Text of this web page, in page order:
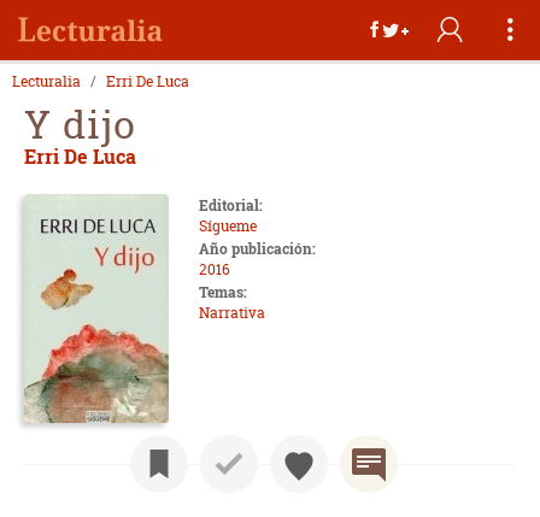
Lecturalia Erri De Luca
Y dijo
Erri De Luca
Editorial:
Sígueme
Año publicación:
2016
Temas:
Narrativa